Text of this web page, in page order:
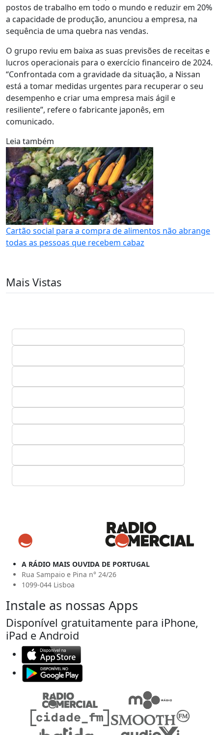
postos de trabalho em todo o mundo e reduzir em 20%
a capacidade de produção, anunciou a empresa, na
sequência de uma quebra nas vendas.
O grupo reviu em baixa as suas previsões de receitas e
lucros operacionais para o exercício financeiro de 2024.
“Confrontada com a gravidade da situação, a Nissan
está a tomar medidas urgentes para recuperar o seu
desempenho e criar uma empresa mais ágil e
resiliente”, refere o fabricante japonês, em
comunicado.
Leia também
Cartão social para a compra de alimentos não abrange
todas as pessoas que recebem cabaz
Mais Vistas
A RÁDIO MAIS OUVIDA DE PORTUGAL
Rua Sampaio e Pina n° 24/26
1099-044 Lisboa
Instale as nossas Apps
Disponível gratuitamente para iPhone,
iPad e Android